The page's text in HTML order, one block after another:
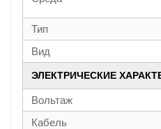
Тип
Вид
ЭЛЕКТРИЧЕСКИЕ
Вольтаж
Кабель